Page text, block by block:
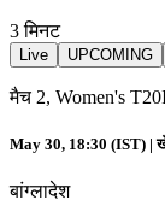
3मिनट
Live UPCOMING
मैच 2, Women's
May 30, 18:30 (IST) |
बांग्लादेश